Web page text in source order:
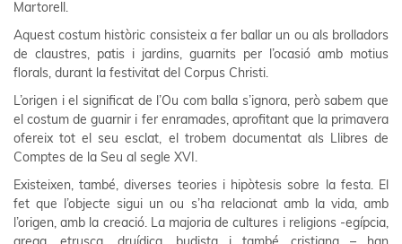
Martorell.
Aquest costum històric consisteix a fer ballar un ou als brolladors
de claustres, patis i jardins, guarnits per l’ocasió amb motius
florals, durant la festivitat del Corpus Christi.
L’origen i el significat de l’Ou com balla s’ignora, però sabem que
el costum de guarnir i fer enramades, aprofitant que la primavera
ofereix tot el seu esclat, el trobem documentat als Llibres de
Comptes de la Seu al segle XVI.
Existeixen, també, diverses teories i hipòtesis sobre la festa. El
fet que l’objecte sigui un ou s’ha relacionat amb la vida, amb
l’origen, amb la creació. La majoria de cultures i religions -egípcia,